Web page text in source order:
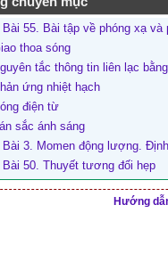
55. Bài tập về phóng xạ và
thoa sóng
tắc thông tin liên lạc
ứng nhiệt hạch
điện từ
sắc ánh sáng
3. Momen động lượng.
50. Thuyết tương đối hẹp
Hướng